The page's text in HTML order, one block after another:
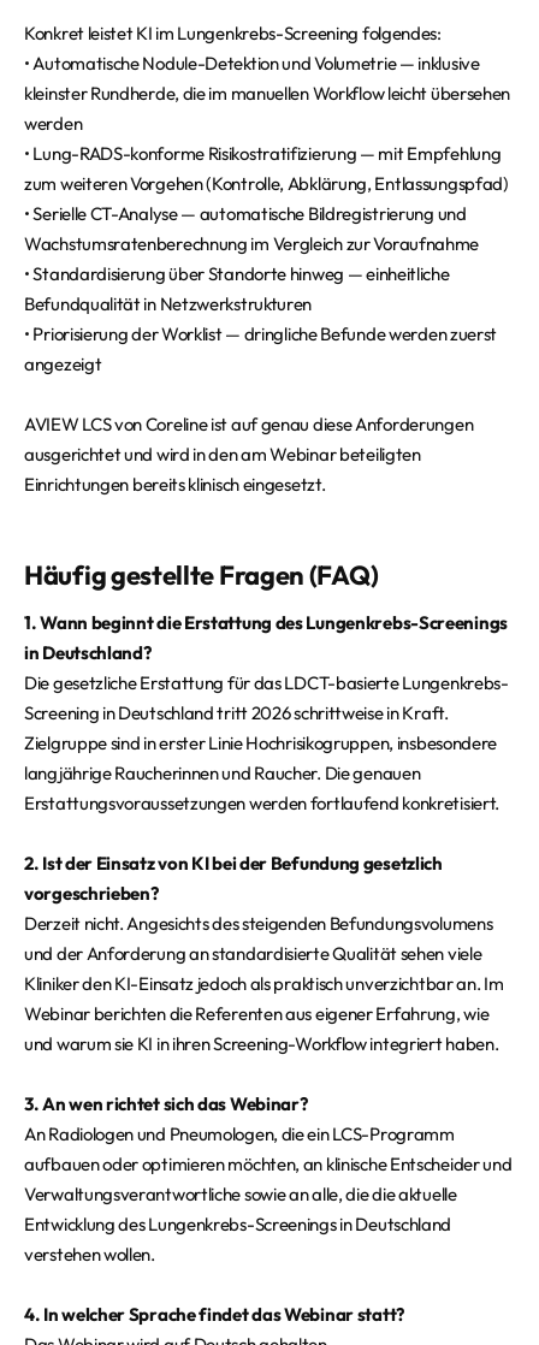
Konkret leistet KI im Lungenkrebs-Screening folgendes:
• Automatische Nodule-Detektion und Volumetrie — inklusive
kleinster Rundherde, die im manuellen Workflow leicht übersehen
werden
• Lung-RADS-konforme Risikostratifizierung — mit Empfehlung
zum weiteren Vorgehen (Kontrolle, Abklärung, Entlassungspfad)
• Serielle CT-Analyse — automatische Bildregistrierung und
Wachstumsratenberechnung im Vergleich zur Voraufnahme
• Standardisierung über Standorte hinweg — einheitliche
Befundqualität in Netzwerkstrukturen
• Priorisierung der Worklist — dringliche Befunde werden zuerst
angezeigt
AVIEW LCS von Coreline ist auf genau diese Anforderungen
ausgerichtet und wird in den am Webinar beteiligten
Einrichtungen bereits klinisch eingesetzt.
Häufig gestellte Fragen (FAQ)
1. Wann beginnt die Erstattung des Lungenkrebs-Screenings
in Deutschland?
Die gesetzliche Erstattung für das LDCT-basierte Lungenkrebs-
Screening in Deutschland tritt 2026 schrittweise in Kraft.
Zielgruppe sind in erster Linie Hochrisikogruppen, insbesondere
langjährige Raucherinnen und Raucher. Die genauen
Erstattungsvoraussetzungen werden fortlaufend konkretisiert.
2. Ist der Einsatz von KI bei der Befundung gesetzlich
vorgeschrieben?
Derzeit nicht. Angesichts des steigenden Befundungsvolumens
und der Anforderung an standardisierte Qualität sehen viele
Kliniker den KI-Einsatz jedoch als praktisch unverzichtbar an. Im
Webinar berichten die Referenten aus eigener Erfahrung, wie
und warum sie KI in ihren Screening-Workflow integriert haben.
3. An wen richtet sich das Webinar?
An Radiologen und Pneumologen, die ein LCS-Programm
aufbauen oder optimieren möchten, an klinische Entscheider und
Verwaltungsverantwortliche sowie an alle, die die aktuelle
Entwicklung des Lungenkrebs-Screenings in Deutschland
verstehen wollen.
4. In welcher Sprache findet das Webinar statt?